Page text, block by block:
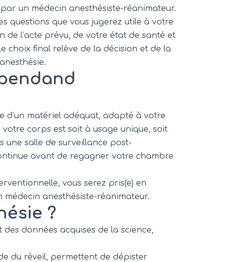
un médecin anesthésiste-réanimateur.
questions que vous jugerez utile à votre
de l’acte prévu, de votre état de santé et
choix final relève de la décision et de la
d’un matériel adéquat, adapté à votre
corps est soit à usage unique, soit
une salle de surveillance post-
avant de regagner votre chambre
vous serez pris(e) en
anesthésiste-réanimateur.
?
données acquises de la science,
du réveil, permettent de dépister